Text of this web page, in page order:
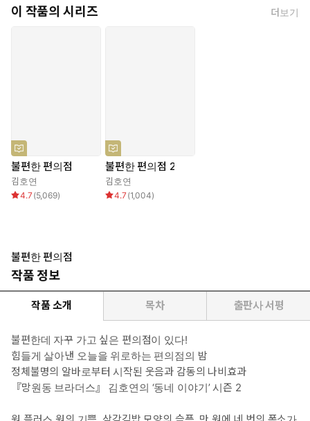
이 작품의 시리즈 더보기
불편한 편의점
김호연
4.7 (5,069)
불편한 편의점 2
김호연
4.7 (1,004)
불편한 편의점
작품 정보
작품 소개 목차 출판사 서평
불편한데 자꾸 가고 싶은 편의점이 있다!
힘들게 살아낸 오늘을 위로하는 편의점의 밤
정체불명의 알바로부터 시작된 웃음과 감동의 나비효과
『망원동 브라더스』 김호연의 ‘동네 이야기’ 시즌 2